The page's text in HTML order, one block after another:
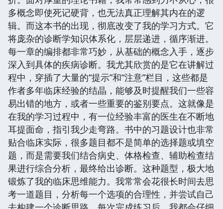
多概念即使死记硬背，也无法真正理解其内在的逻
辑。而这本书的出现，彻底改变了我的学习方式。它
将庞杂的诊断学知识体系化，层层递进，循序渐进。
每一章的编排都非常巧妙，从基础的概念入手，逐步
深入到具体的疾病诊断。我尤其欣赏的是它在讲解过
程中，穿插了大量的“提示”和“注意”栏目，这些都是
作者多年临床经验的结晶，能够及时提醒我们一些容
易出错的地方，或者一些重要的鉴别要点。这就像是
在我的学习过程中，有一位经验丰富的医生在不断地
耳提面命，指引我少走弯路。书中的习题设计也非常
贴合临床实际，很多题目都不是简单的选择题或填空
题，而是需要我们结合病史、体格检查、辅助检查结
果进行综合分析，最终给出诊断。这种题型，极大地
锻炼了我的临床思维能力。我常常会花很长时间去思
考一道题目，分析每一个选项的合理性，并尝试自己